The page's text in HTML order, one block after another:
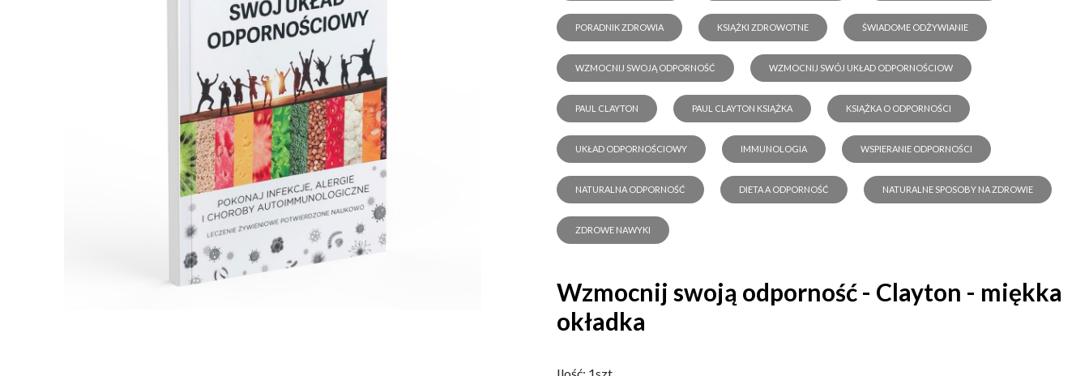
PORADNIK ZDROWIA KSIĄŻKI ZDROWOTNE ŚWIADOME ODŻYWIANIE
WZMOCNIJ SWOJĄ ODPORNOŚĆ WZMOCNIJ SWÓJ UKŁAD ODPORNOŚCIOW
PAUL CLAYTON PAUL CLAYTON KSIĄŻKA KSIĄŻKA O ODPORNOŚCI
UKŁAD ODPORNOŚCIOWY IMMUNOLOGIA WSPIERANIE ODPORNOŚCI
NATURALNA ODPORNOŚĆ DIETA A ODPORNOŚĆ NATURALNE SPOSOBY NA ZDROWIE
ZDROWE NAWYKI
Wzmocnij swoją odporność - Clayton - miękka
okładka